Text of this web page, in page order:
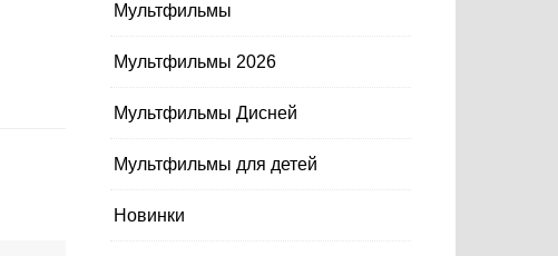
Мультфильмы
Мультфильмы 2026
Мультфильмы Дисней
Мультфильмы для детей
Новинки